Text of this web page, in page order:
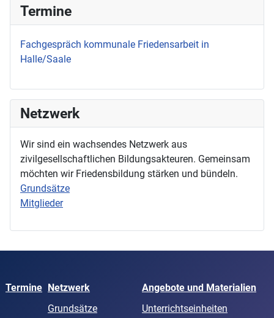
Termine
Fachgespräch kommunale Friedensarbeit in
Halle/Saale
Netzwerk
Wir sind ein wachsendes Netzwerk aus
zivilgesellschaftlichen Bildungsakteuren. Gemeinsam
möchten wir Friedensbildung stärken und bündeln.
Grundsätze
Mitglieder
Termine Netzwerk
Angebote und Materialien
Grundsätze
Unterrichtseinheiten